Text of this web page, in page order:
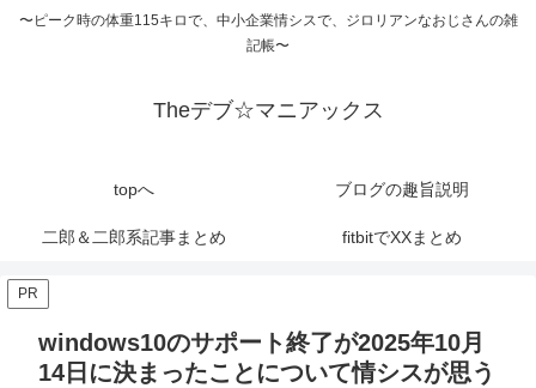
〜ピーク時の体重115キロで、中小企業情シスで、ジロリアンなおじさんの雑
記帳〜
Theデブ☆マニアックス
topへ ブログの趣旨説明
二郎＆二郎系記事まとめ fitbitでXXまとめ
PR
windows10のサポート終了が2025年10月
14日に決まったことについて情シスが思う